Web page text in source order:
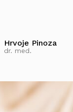
Hrvoje Pinoza
dr. med.